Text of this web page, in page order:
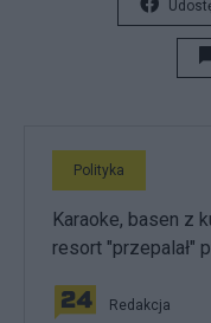
Polityka
Karaoke, basen z
resort "przepalał"
Redakcja